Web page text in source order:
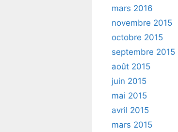
mars 2016
novembre 2015
octobre 2015
septembre 2015
août 2015
juin 2015
mai 2015
avril 2015
mars 2015